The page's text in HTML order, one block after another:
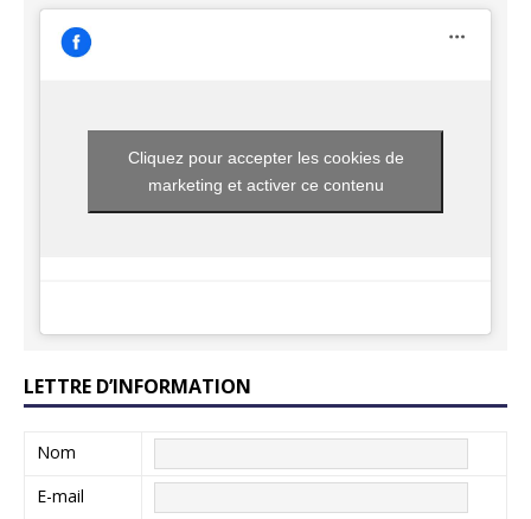
Cliquez pour accepter les cookies de
marketing et activer ce contenu
LETTRE D’INFORMATION
Nom
E-mail